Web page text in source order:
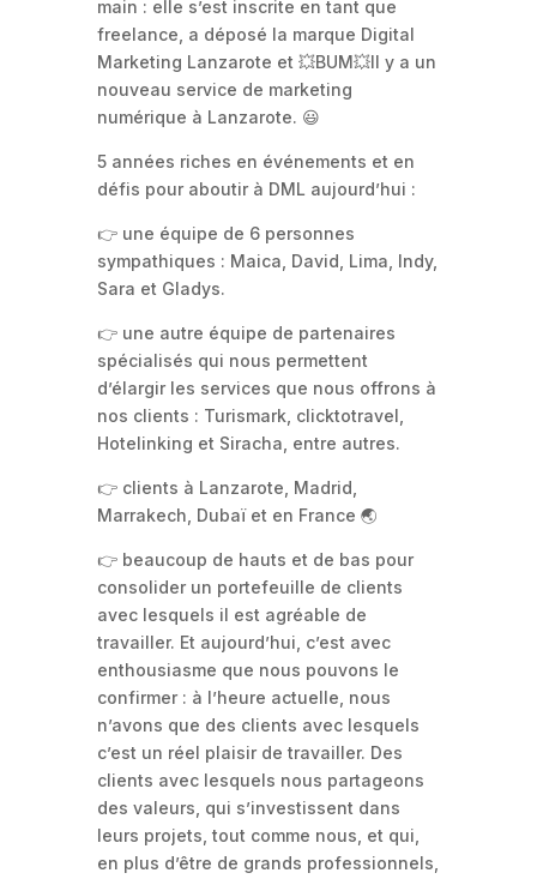
main : elle s’est inscrite en tant que
freelance, a déposé la marque Digital
Marketing Lanzarote et 💥BUM💥Il y a un
nouveau service de marketing
numérique à Lanzarote. 😃
5 années riches en événements et en
défis pour aboutir à DML aujourd’hui :
👉 une équipe de 6 personnes
sympathiques : Maica, David, Lima, Indy,
Sara et Gladys.
👉 une autre équipe de partenaires
spécialisés qui nous permettent
d’élargir les services que nous offrons à
nos clients : Turismark, clicktotravel,
Hotelinking et Siracha, entre autres.
👉 clients à Lanzarote, Madrid,
Marrakech, Dubaï et en France 🌏
👉 beaucoup de hauts et de bas pour
consolider un portefeuille de clients
avec lesquels il est agréable de
travailler. Et aujourd’hui, c’est avec
enthousiasme que nous pouvons le
confirmer : à l’heure actuelle, nous
n’avons que des clients avec lesquels
c’est un réel plaisir de travailler. Des
clients avec lesquels nous partageons
des valeurs, qui s’investissent dans
leurs projets, tout comme nous, et qui,
en plus d’être de grands professionnels,